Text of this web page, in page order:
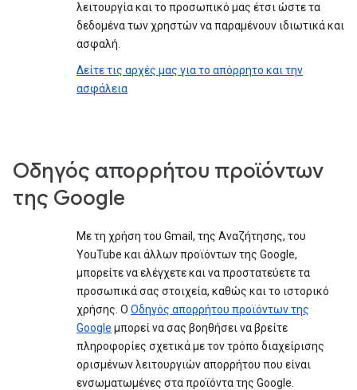
λειτουργία και το προσωπικό μας έτσι ώστε τα
δεδομένα των χρηστών να παραμένουν ιδιωτικά και
ασφαλή.
Δείτε τις αρχές μας για το απόρρητο και την
ασφάλεια
Οδηγός απορρήτου προϊόντων
της Google
Με τη χρήση του Gmail, της Αναζήτησης, του
YouTube και άλλων προϊόντων της Google,
μπορείτε να ελέγχετε και να προστατεύετε τα
προσωπικά σας στοιχεία, καθώς και το ιστορικό
χρήσης. Ο Οδηγός απορρήτου προϊόντων της
Google μπορεί να σας βοηθήσει να βρείτε
πληροφορίες σχετικά με τον τρόπο διαχείρισης
ορισμένων λειτουργιών απορρήτου που είναι
ενσωματωμένες στα προϊόντα της Google.